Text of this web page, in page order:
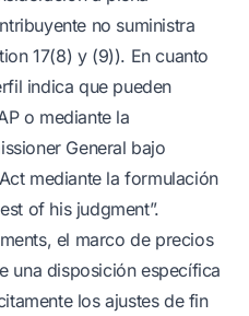
no suministra
17(8) y (9)). En cuanto
indica que pueden
o mediante la
General bajo
mediante la formulación
of his judgment”.
el marco de precios
una disposición específica
los ajustes de fin